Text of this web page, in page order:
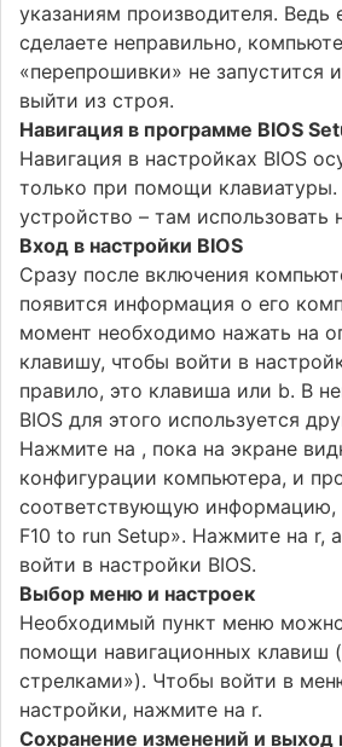
указаниям производителя. Ведь
сделаете неправильно,
«перепрошивки» не за­пустится
выйти из строя.
Навигация в программе BIOS
Навигация в настройках BIOS
только при помощи
устройство – там использовать
Вход в настройки BIOS
Сразу после включения
появится информация о его
момент необходимо нажать на
клавишу, чтобы войти в
правило, это клавиша или b. В
BIOS для этого используется
Нажмите на , пока на экране
конфигурации компьютера, и
соответствующую информацию,
F10 to run Setup». Нажмите на r,
войти в настройки BIOS.
Выбор меню и настроек
Необходимый пункт меню
помощи навигационных клавиш
стрелками»). Чтобы войти в
настройки, нажмите на r.
Сохранение изменений и выход